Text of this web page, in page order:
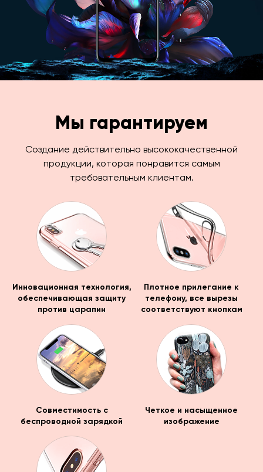
Мы гарантируем
Создание действительно высококачественной
продукции, которая понравится самым
требовательным клиентам.
Инновационная технология,
обеспечивающая защиту
против царапин
Плотное прилегание к
телефону, все вырезы
соответствуют кнопкам
Совместимость с
беспроводной зарядкой
Четкое и насыщенное
изображение